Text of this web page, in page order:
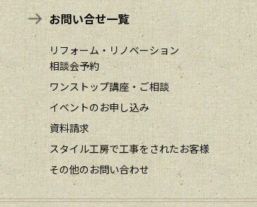
お問い合せ一覧
リフォーム・リノベーション
相談会予約
ワンストップ講座・ご相談
イベントのお申し込み
資料請求
スタイル工房で工事をされたお客様
その他のお問い合わせ